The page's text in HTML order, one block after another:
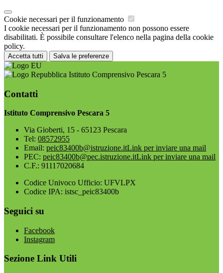
Cookie necessari per il funzionamento
I cookie necessari per il funzionamento non possono essere
disabilitati. È possibile consultare l'elenco nella pagina della cookie
policy.
Accetta tutti Salva le preferenze
Istituto Comprensivo Pescara 5
Contatti
Istituto Comprensivo Pescara 5
Via Gioberti, 15 - 65123 Pescara
Tel: 08572955
Email: peic83400b@istruzione.itLink per inviare una mail
PEC: peic83400b@pec.istruzione.itLink per inviare una mail
C.F.: 91117020684
Codice Univoco Ufficio: UFVLPX
Codice IPA: istsc_peic83400b
Seguici su
Facebook
Instagram
Sezione Link Utili